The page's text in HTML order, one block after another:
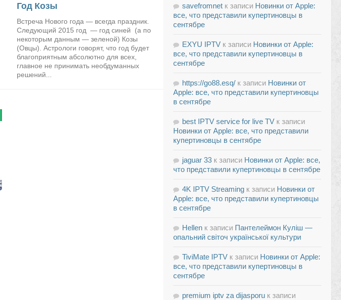
Год Козы
Встреча Нового года — всегда праздник.
Следующий 2015 год — год синей (а по
некоторым данным — зеленой) Козы
(Овцы). Астрологи говорят, что год будет
благоприятным абсолютно для всех,
главное не принимать необдуманных
решений...
savefromnet к записи Новинки от Apple:
все, что представили купертиновцы в
сентябре
EXYU IPTV к записи Новинки от Apple:
все, что представили купертиновцы в
сентябре
https://go88.esq/ к записи Новинки от
Apple: все, что представили купертиновцы
в сентябре
best IPTV service for live TV к записи
Новинки от Apple: все, что представили
купертиновцы в сентябре
jaguar 33 к записи Новинки от Apple: все,
что представили купертиновцы в сентябре
4K IPTV Streaming к записи Новинки от
Apple: все, что представили купертиновцы
в сентябре
Hellen к записи Пантелеймон Куліш —
опальний світоч української культури
TiviMate IPTV к записи Новинки от Apple:
все, что представили купертиновцы в
сентябре
premium iptv za dijasporu к записи